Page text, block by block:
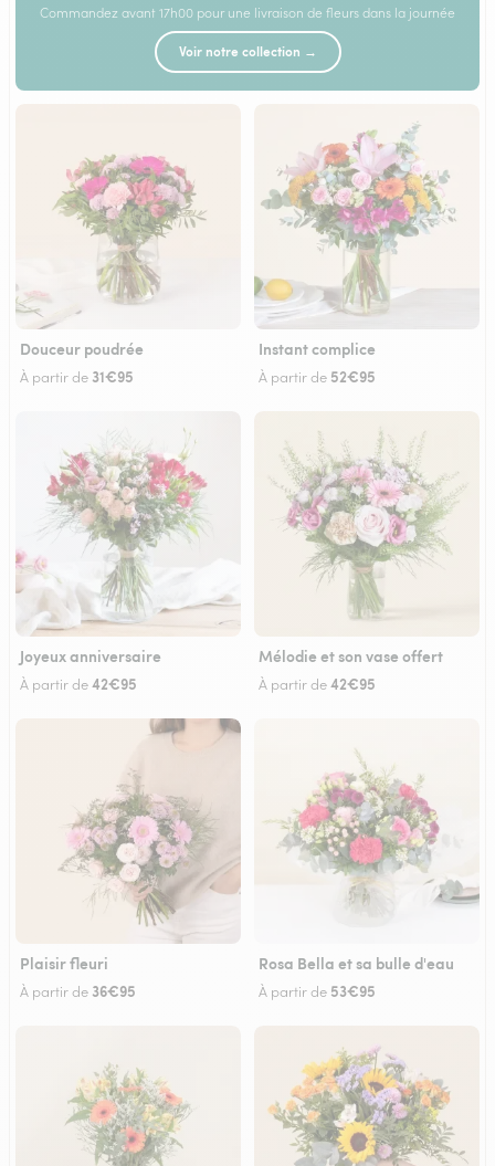
Commandez avant 17h00 pour une livraison de fleurs dans la journée
Voir notre collection →
Douceur poudrée
À partir de 31€95
Instant complice
À partir de 52€95
Joyeux anniversaire
À partir de42€95
Mélodie et son vase offert
À partir de42€95
Plaisir fleuri
À partir de 36€95
Rosa Bella et sa bulle d'eau
À partir de 53€95